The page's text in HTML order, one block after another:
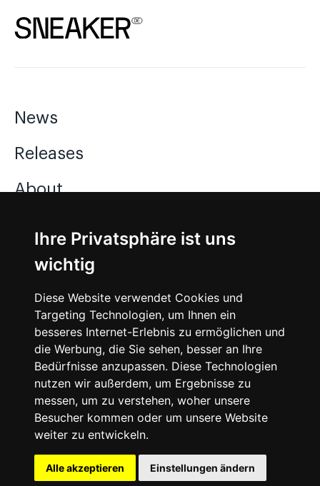
Ihre Privatsphäre ist uns
wichtig
Diese Website verwendet Cookies und
Targeting Technologien, um Ihnen ein
besseres Internet-Erlebnis zu ermöglichen und
die Werbung, die Sie sehen, besser an Ihre
Bedürfnisse anzupassen. Diese Technologien
nutzen wir außerdem, um Ergebnisse zu
messen, um zu verstehen, woher unsere
Besucher kommen oder um unsere Website
weiter zu entwickeln.
Alle akzeptieren Einstellungen ändern
News
Releases
About
Instagram
Facebook
Vimeo
2026 SNEAKERᴰᴱ
Imprint Legal Cookie-Settings English